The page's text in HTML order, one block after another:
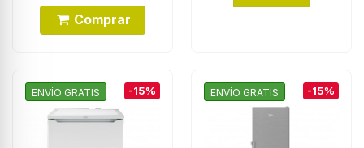
Comprar
ENVÍO GRATIS -15% ENVÍO GRATIS -15%